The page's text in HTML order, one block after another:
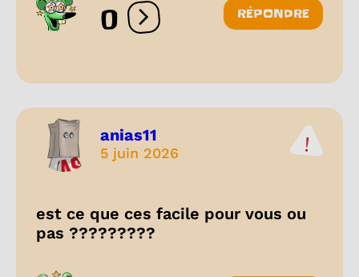
0 Ouvrir les réactions
RÉPONDRE
anias11
5 juin 2026
est ce que ces facile pour vous ou
pas ?????????